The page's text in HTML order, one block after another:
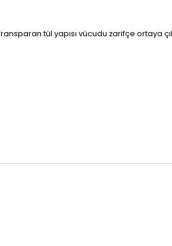
tül yapısı vücudu zarifçe ortaya